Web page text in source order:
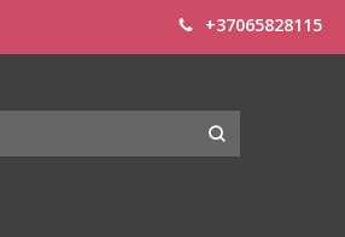
+37065828115
TRIUMPH
MIEGO